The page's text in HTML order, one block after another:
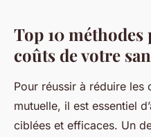
Top 10
coûts de votre
Pour réussir à réduire les
mutuelle, il est essentiel
ciblées et efficaces. Un